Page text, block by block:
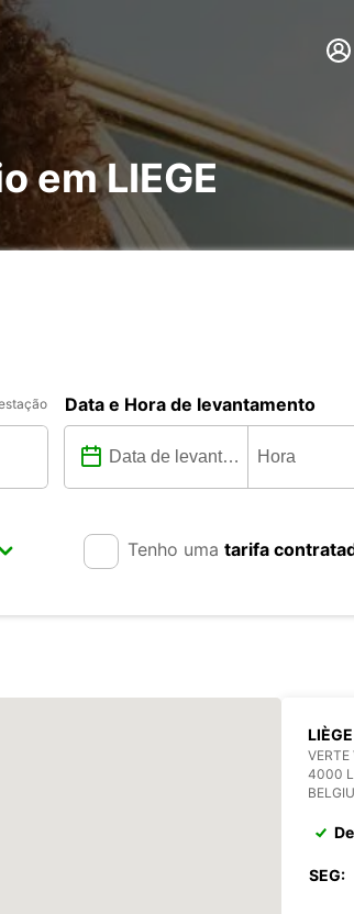
em LIEGE
Data e Hora de levantamento
Tenho uma tarifa
LIÈGE
VERTE
4000
SEG: